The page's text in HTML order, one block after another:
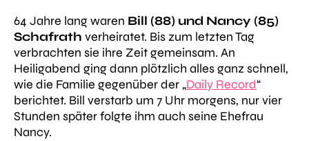
64 Jahre lang waren Bill (88) und Nancy (85)
Schafrath verheiratet. Bis zum letzten Tag
verbrachten sie ihre Zeit gemeinsam. An
Heiligabend ging dann plötzlich alles ganz schnell,
wie die Familie gegenüber der „Daily Record“
berichtet. Bill verstarb um 7 Uhr morgens, nur vier
Stunden später folgte ihm auch seine Ehefrau
Nancy.